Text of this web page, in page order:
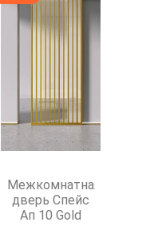
Межкомнатная
дверь Спейс
Ап 10 Gold